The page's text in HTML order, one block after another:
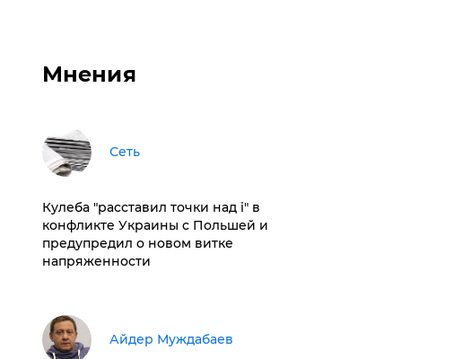
Мнения
Сеть
Кулеба "расставил точки над і" в
конфликте Украины с Польшей и
предупредил о новом витке
напряженности
Айдер Муждабаев